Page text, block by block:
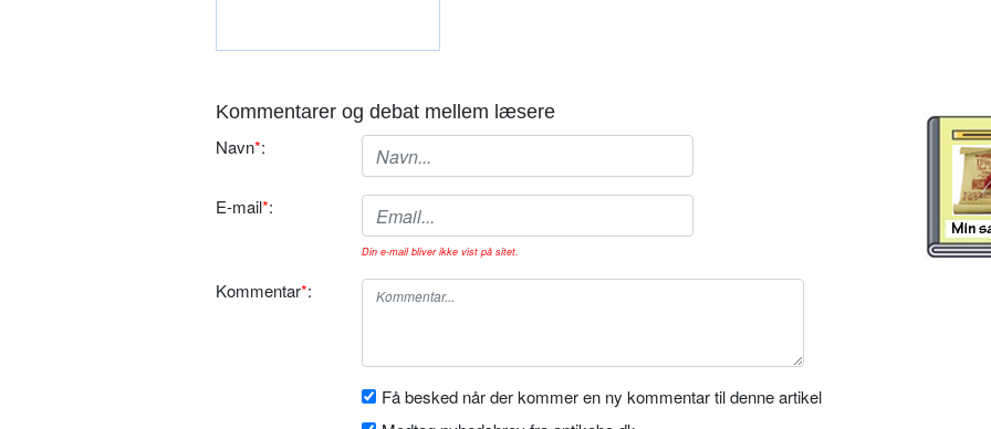
Kommentarer og debat mellem læsere
Navn*:
E-mail*:
Din e-mail bliver ikke vist på sitet.
Kommentar*:
Få besked når der kommer en ny kommentar til denne artikel